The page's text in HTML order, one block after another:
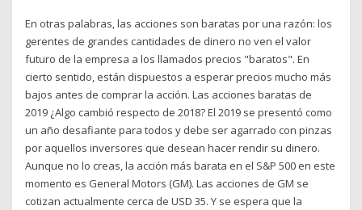
En otras palabras, las acciones son baratas por una razón: los
gerentes de grandes cantidades de dinero no ven el valor
futuro de la empresa a los llamados precios "baratos". En
cierto sentido, están dispuestos a esperar precios mucho más
bajos antes de comprar la acción. Las acciones baratas de
2019 ¿Algo cambió respecto de 2018? El 2019 se presentó como
un año desafiante para todos y debe ser agarrado con pinzas
por aquellos inversores que desean hacer rendir su dinero.
Aunque no lo creas, la acción más barata en el S&P 500 en este
momento es General Motors (GM). Las acciones de GM se
cotizan actualmente cerca de USD 35. Y se espera que la